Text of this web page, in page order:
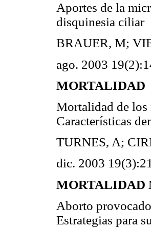
Aportes de la
disquinesia ciliar
BRAUER, M;
ago. 2003
MORTALIDAD
Mortalidad de los
Características
TURNES, A;
dic. 2003
MORTALIDAD
Aborto
Estrategias para